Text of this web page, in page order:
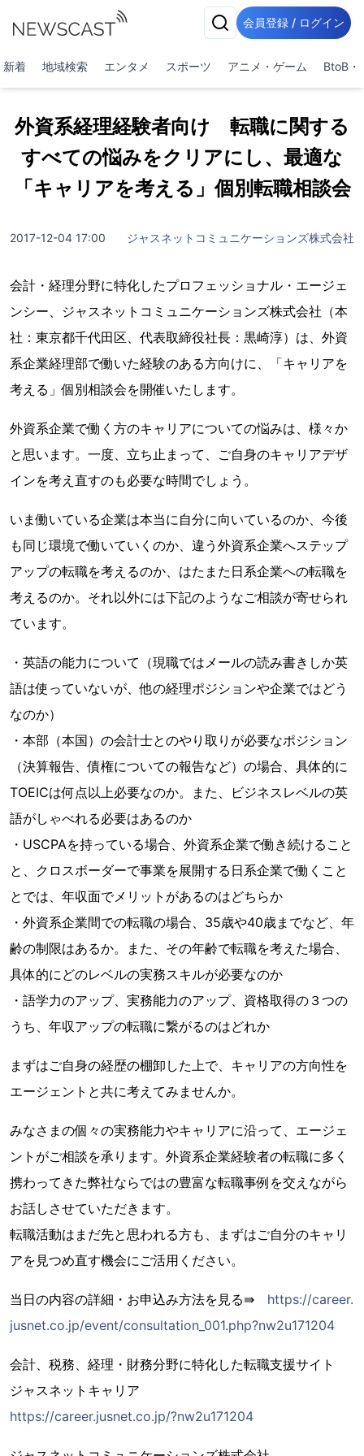
会員登録 / ログイン
新着 地域検索 エンタメ スポーツ アニメ・ゲーム BtoB・
外資系経理経験者向け 転職に関する
すべての悩みをクリアにし、最適な
「キャリアを考える」個別転職相談会
2017-12-04 17:00 ジャスネットコミュニケーションズ株式会社
会計・経理分野に特化したプロフェッショナル・エージェ
ンシー、ジャスネットコミュニケーションズ株式会社（本
社：東京都千代田区、代表取締役社長：黒崎淳）は、外資
系企業経理部で働いた経験のある方向けに、「キャリアを
考える」個別相談会を開催いたします。
外資系企業で働く方のキャリアについての悩みは、様々か
と思います。一度、立ち止まって、ご自身のキャリアデザ
インを考え直すのも必要な時間でしょう。
いま働いている企業は本当に自分に向いているのか、今後
も同じ環境で働いていくのか、違う外資系企業へステップ
アップの転職を考えるのか、はたまた日系企業への転職を
考えるのか。それ以外には下記のようなご相談が寄せられ
ています。
・英語の能力について（現職ではメールの読み書きしか英
語は使っていないが、他の経理ポジションや企業ではどう
なのか）
・本部（本国）の会計士とのやり取りが必要なポジション
（決算報告、債権についての報告など）の場合、具体的に
TOEICは何点以上必要なのか。また、ビジネスレベルの英
語がしゃべれる必要はあるのか
・USCPAを持っている場合、外資系企業で働き続けること
と、クロスボーダーで事業を展開する日系企業で働くこと
とでは、年収面でメリットがあるのはどちらか
・外資系企業間での転職の場合、35歳や40歳までなど、年
齢の制限はあるか。また、その年齢で転職を考えた場合、
具体的にどのレベルの実務スキルが必要なのか
・語学力のアップ、実務能力のアップ、資格取得の３つの
うち、年収アップの転職に繋がるのはどれか
まずはご自身の経歴の棚卸した上で、キャリアの方向性を
エージェントと共に考えてみませんか。
みなさまの個々の実務能力やキャリアに沿って、エージェ
ントがご相談を承ります。外資系企業経験者の転職に多く
携わってきた弊社ならではの豊富な転職事例を交えながら
お話しさせていただきます。
転職活動はまだ先と思われる方も、まずはご自分のキャリ
アを見つめ直す機会にご活用ください。
当日の内容の詳細・お申込み方法を見る⇛ https://career.
jusnet.co.jp/event/consultation_001.php?nw2u171204
会計、税務、経理・財務分野に特化した転職支援サイト
ジャスネットキャリア
https://career.jusnet.co.jp/?nw2u171204